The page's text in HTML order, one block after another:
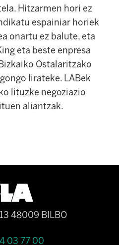
Hitzarmen hori ez
espainiar horiek
onartu ez balute, eta
eta beste enpresa
Ostalaritzako
lirateke. LABek
lituzke negoziazio
aliantzak.
48009 BILBO
03 77 00